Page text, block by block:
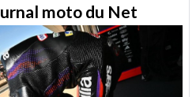
moto du Net